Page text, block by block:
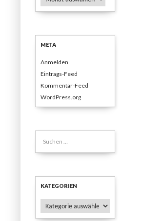
META
Anmelden
Eintrags-Feed
Kommentar-Feed
WordPress.org
Suchen
KATEGORIEN
Kategorien